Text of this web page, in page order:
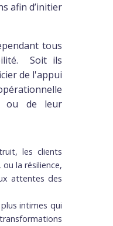
afin d’initier
tous
Soit ils
de l'appui
ou de leur
les clients
la résilience,
attentes des
intimes qui